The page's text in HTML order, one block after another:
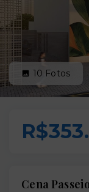
10 Fotos
Cena